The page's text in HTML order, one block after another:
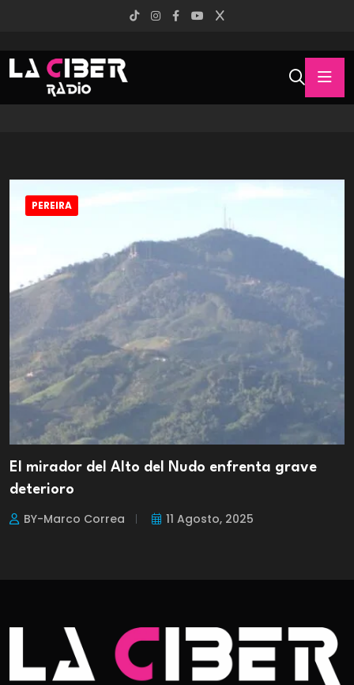
PEREIRA
El mirador del Alto del Nudo enfrenta grave
deterioro
BY-Marco Correa 11 Agosto, 2025